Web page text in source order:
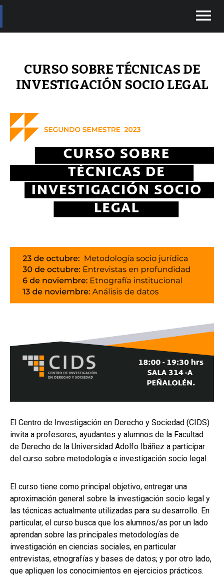
menu
CURSO SOBRE TÉCNICAS DE
INVESTIGACIÓN SOCIO LEGAL
El Centro de Investigación en Derecho y Sociedad (CIDS)
invita a profesores, ayudantes y alumnos de la Facultad
de Derecho de la Universidad Adolfo Ibáñez a participar
del curso sobre metodología e investigación socio legal.
El curso tiene como principal objetivo, entregar una
aproximación general sobre la investigación socio legal y
las técnicas actualmente utilizadas para su desarrollo. En
particular, el curso busca que los alumnos/as por un lado
aprendan sobre las principales metodologías de
investigación en ciencias sociales, en particular
entrevistas, etnografías y bases de datos; y por otro lado,
que apliquen los conocimientos en ejercicios prácticos.